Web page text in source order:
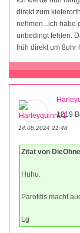
direkt zum
nehmen...ich habe
unbedingt fehlen.
früh direkt um 8uhr
1219
14.08.2024 21:48
Zitat von
Huhu.
Parotitis macht
Lg